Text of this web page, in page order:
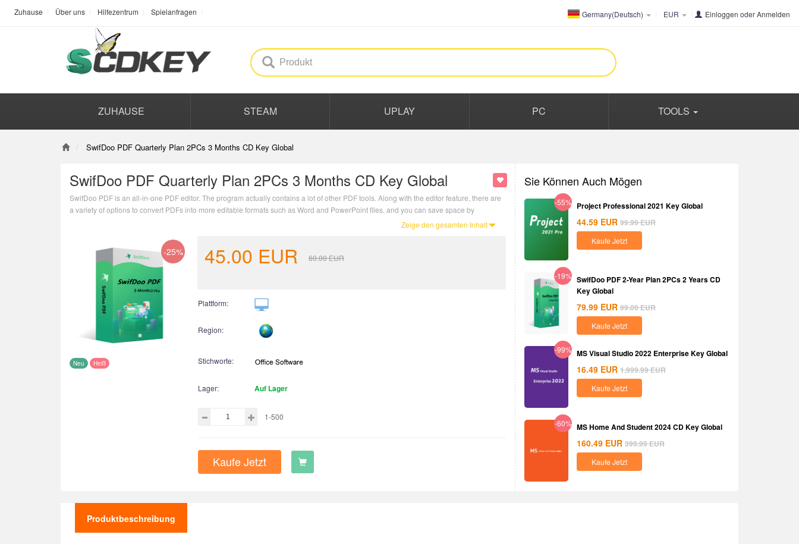
Zuhause Über uns Hilfezentrum Spielanfragen Germany(Deutsch) EUR Einloggen oderAnmelden
ZUHAUSE STEAM UPLAY PC TOOLS
SwifDoo PDF Quarterly Plan 2PCs 3 Months CD Key Global
SwifDoo PDF Quarterly Plan 2PCs 3 Months CD Key Global
SwifDoo PDF is an all-in-one PDF editor. The program actually contains a lot of other PDF tools. Along with the editor feature, there are
a variety of options to convert PDFs into more editable formats such as Word and PowerPoint files, and you can save space by
Zeige den gesamten Inhalt
-25%
Neu Heiß
45.00 EUR 60.00EUR
Plattform:
Region:
Stichworte:
Lager: Auf Lager
1-500
Kaufe Jetzt
Sie Können Auch Mögen
-55% Project Professional 2021 Key Global
44.59 EUR 99.99EUR
Kaufe Jetzt
-19% SwifDoo PDF 2-Year Plan 2PCs 2 Years CD
Key Global
79.99 EUR 99.00EUR
Kaufe Jetzt
-99% MS Visual Studio 2022 Enterprise Key Global
16.49 EUR 1,999.99EUR
Kaufe Jetzt
-60% MS Home And Student 2024 CD Key Global
160.49 EUR 399.99EUR
Kaufe Jetzt
Produktbeschreibung